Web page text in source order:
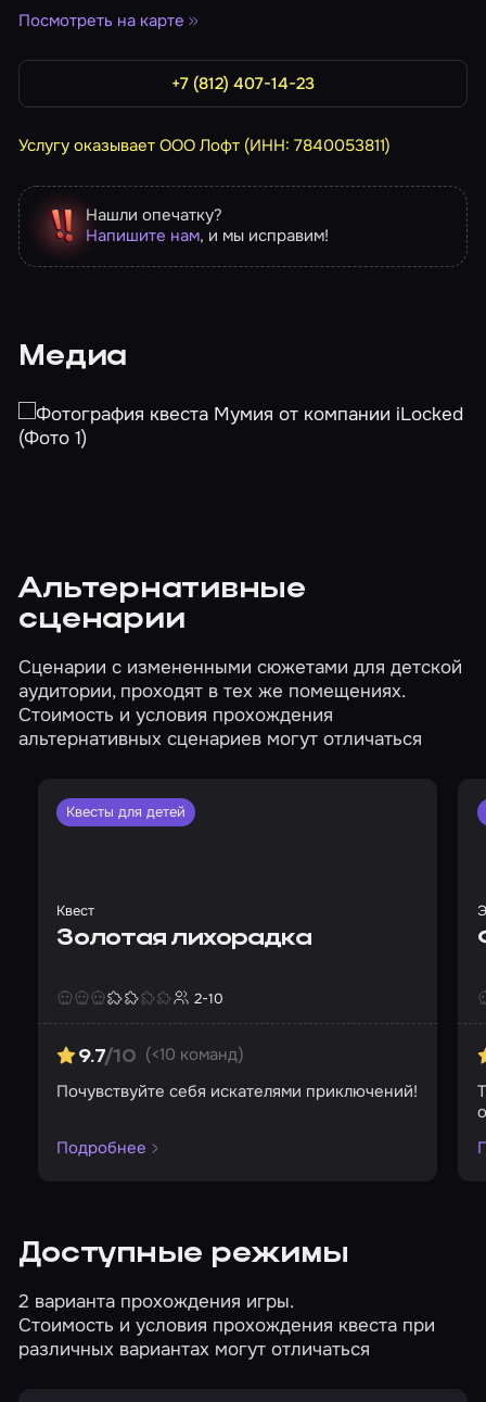
Посмотреть на карте
+7 (812) 407-14-23
Услугу оказывает ООО Лофт (ИНН: 7840053811)
Нашли опечатку?
Напишите нам, и мы исправим!
Медиа
Альтернативные
сценарии
Сценарии с измененными сюжетами для детской
аудитории, проходят в тех же помещениях.
Стоимость и условия прохождения
альтернативных сценариев могут отличаться
Квесты для детей
Квест
Золотая лихорадка
2-10
9.7/10 (<10 команд)
Почувствуйте себя искателями приключений!
Подробнее
Доступные режимы
2 варианта прохождения игры.
Стоимость и условия прохождения квеста при
различных вариантах могут отличаться